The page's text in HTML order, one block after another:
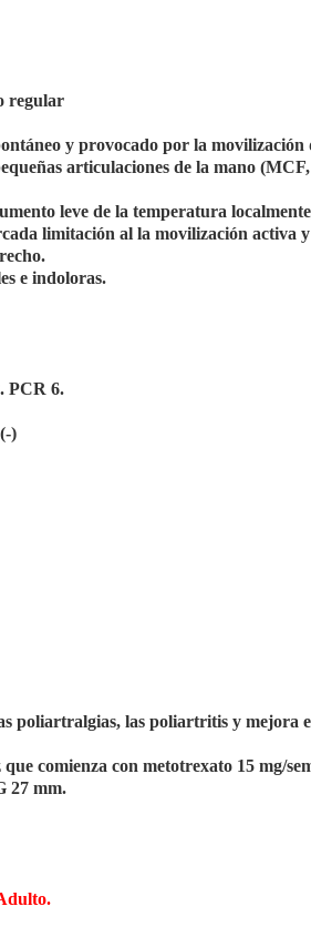
regular
y provocado por la movilización
articulaciones de la mano
leve de la temperatura
limitación al la movilización activa y
e indoloras.
PCR 6.
)
poliartralgias, las poliartritis y mejora
comienza con metotrexato 15 mg/
27 mm.